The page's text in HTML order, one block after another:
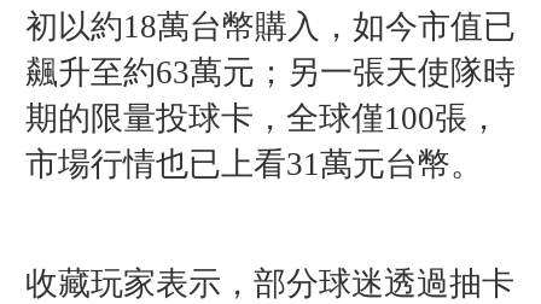
初以約18萬台幣購入，如今市值已
飆升至約63萬元；另一張天使隊時
期的限量投球卡，全球僅100張，
市場行情也已上看31萬元台幣。
收藏玩家表示，部分球迷透過抽卡